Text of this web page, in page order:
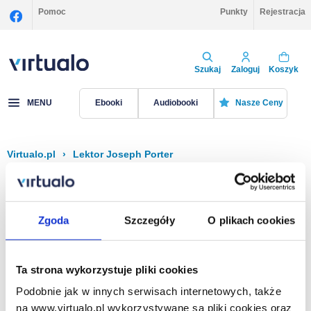
Zgoda Szczegóły O plikach cookies
Ta strona wykorzystuje pliki cookies
Podobnie jak w innych serwisach internetowych, także
na www.virtualo.pl wykorzystywane są pliki cookies oraz
Pomoc Punkty Rejestracja
Szukaj Zaloguj Koszyk
MENU Ebooki Audiobooki Nasze Ceny
Virtualo.pl › Lektor Joseph Porter
Filtruj Sortuj
Na stronie